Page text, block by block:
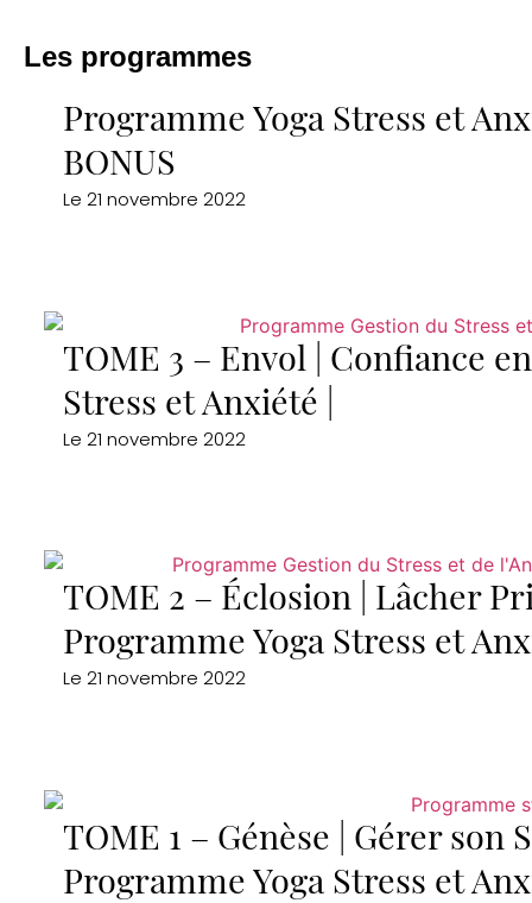
Les programmes
Programme Yoga Stress et
BONUS
Le 21 novembre 2022
TOME 3 – Envol | Confiance
Stress et Anxiété |
Le 21 novembre 2022
TOME 2 – Éclosion | Lâcher
Programme Yoga Stress et
Le 21 novembre 2022
TOME 1 – Génèse | Gérer son
Programme Yoga Stress et